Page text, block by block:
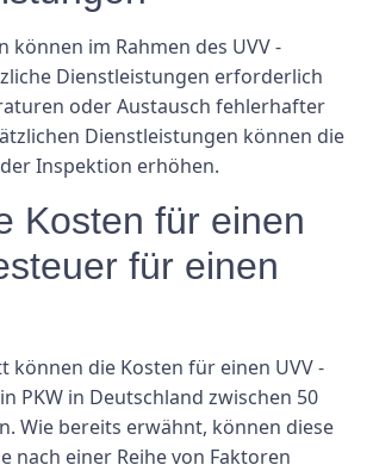
können im Rahmen des UVV -
Dienstleistungen erforderlich
oder Austausch fehlerhafter
Dienstleistungen können die
Inspektion erhöhen.
Kosten für einen
für einen
können die Kosten für einen UVV -
PKW in Deutschland zwischen 50
Wie bereits erwähnt, können diese
nach einer Reihe von Faktoren